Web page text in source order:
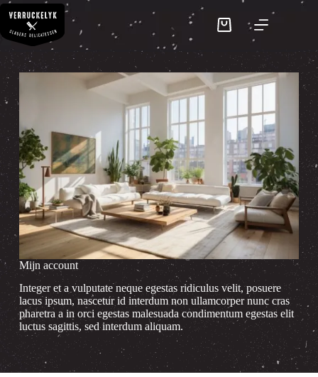
Ga
naar
de
inhoud
Winkelwagen
Mijn account
Integer et a vulputate neque egestas ridiculus velit, posuere
lacus ipsum, nascetur id interdum non ullamcorper nunc cras
pharetra a in orci egestas malesuada condimentum egestas elit
luctus sagittis, sed interdum aliquam.